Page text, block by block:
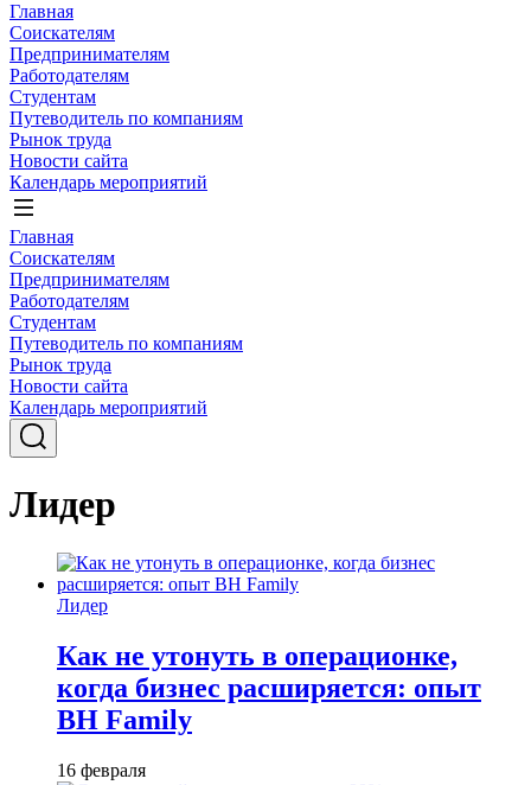
Главная
Соискателям
Предпринимателям
Работодателям
Студентам
Путеводитель по компаниям
Рынок труда
Новости сайта
Календарь мероприятий
Главная
Соискателям
Предпринимателям
Работодателям
Студентам
Путеводитель по компаниям
Рынок труда
Новости сайта
Календарь мероприятий
Лидер
Лидер
Как не утонуть в операционке,
когда бизнес расширяется: опыт
BH Family
16 февраля